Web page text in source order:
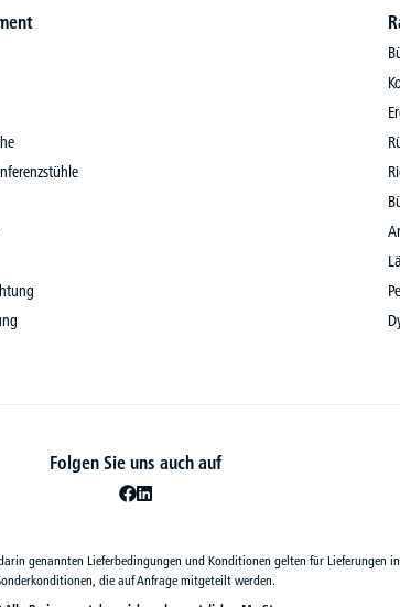
Folgen Sie uns auch auf
genannten Lieferbedingungen und Konditionen gelten für Lieferungen
die auf Anfrage mitgeteilt werden.